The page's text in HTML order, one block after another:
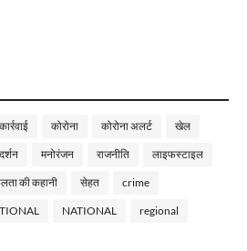
कार्रवाई कोरोना कोरोना अलर्ट खेल
मनोरंजन राजनीति लाइफस्टाइल
की कहानी सेहत crime
NATIONAL regional